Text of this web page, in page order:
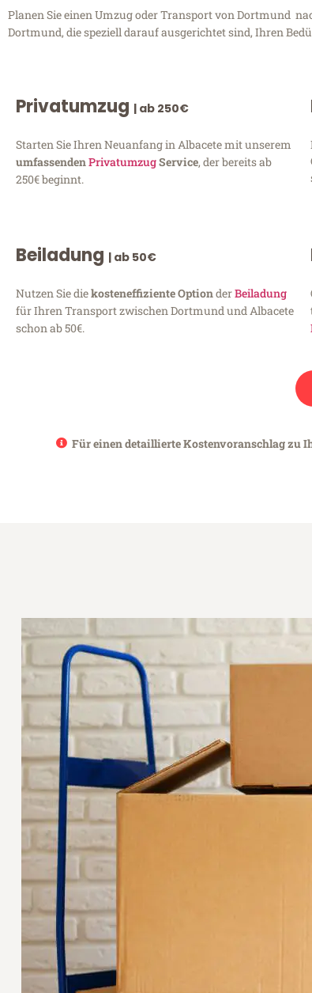
Planen Sie einen Umzug oder Transport von Dortmund
Dortmund, die speziell darauf ausgerichtet sind, Ihren
Privatumzug | ab 250€
Starten Sie Ihren Neuanfang in Albacete mit unserem
umfassendenPrivatumzugService, der bereits ab
250€ beginnt.
Beiladung | ab 50€
Nutzen Sie diekosteneffiziente OptionderBeiladung
für Ihren Transport zwischen Dortmund und Albacete
schon ab 50€.
Für einen detaillierte Kostenvoranschlag zu